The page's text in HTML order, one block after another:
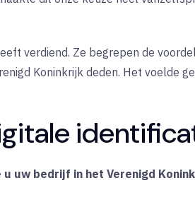
verdiend. Ze begrepen de
Koninkrijk deden. Het voelde
u uw bedrijf in het Verenigd